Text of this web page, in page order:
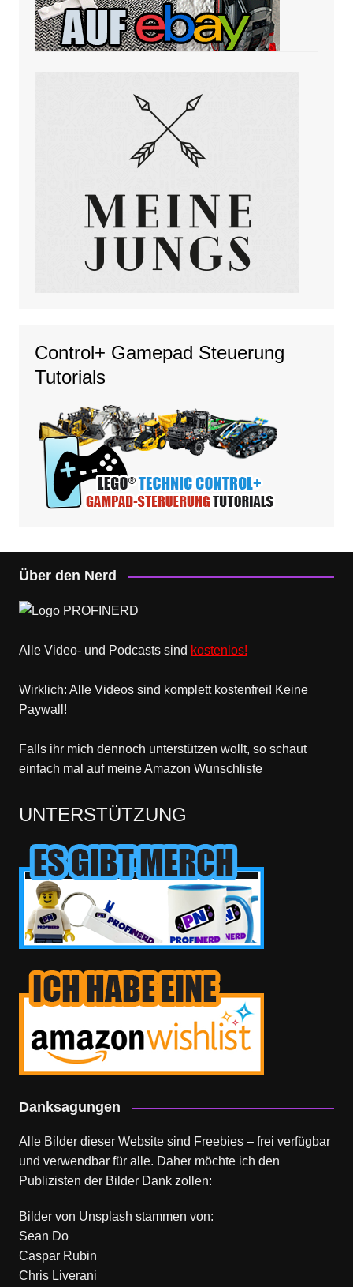
Control+ Gamepad Steuerung
Tutorials
Über den Nerd
Alle Video- und Podcasts sind kostenlos!
Wirklich: Alle Videos sind komplett kostenfrei! Keine
Paywall!
Falls ihr mich dennoch unterstützen wollt, so schaut
einfach mal auf meine Amazon Wunschliste
UNTERSTÜTZUNG
Danksagungen
Alle Bilder dieser Website sind Freebies – frei verfügbar
und verwendbar für alle. Daher möchte ich den
Publizisten der Bilder Dank zollen:
Bilder von Unsplash stammen von:
Sean Do
Caspar Rubin
Chris Liverani